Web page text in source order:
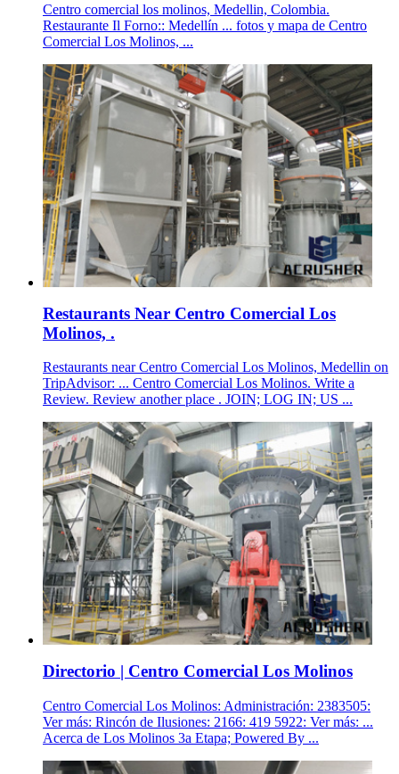
Centro comercial los molinos, Medellin, Colombia.
Restaurante Il Forno:: Medellín ... fotos y mapa de Centro
Comercial Los Molinos, ...
Restaurants Near Centro Comercial Los
Molinos, .
Restaurants near Centro Comercial Los Molinos, Medellin on
TripAdvisor: ... Centro Comercial Los Molinos. Write a
Review. Review another place . JOIN; LOG IN; US ...
Directorio | Centro Comercial Los Molinos
Centro Comercial Los Molinos: Administración: 2383505:
Ver más: Rincón de Ilusiones: 2166: 419 5922: Ver más: ...
Acerca de Los Molinos 3a Etapa; Powered By ...